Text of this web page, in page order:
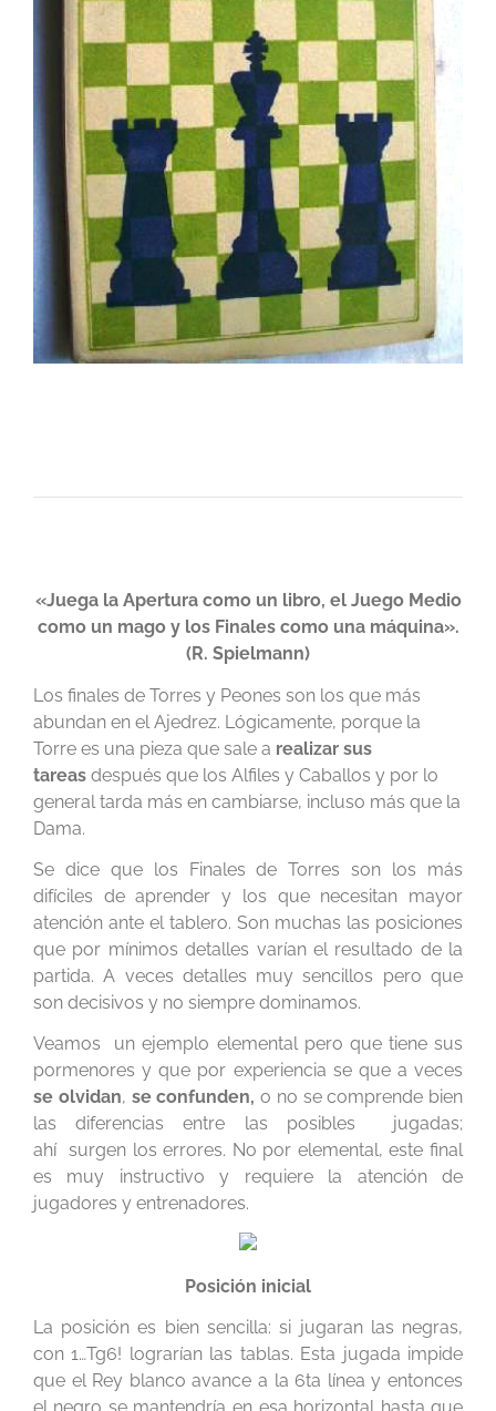
«Juega la Apertura como un libro, el Juego Medio
como un mago y los Finales como una máquina».
(R. Spielmann)
Los finales de Torres y Peones son los que más
abundan en el Ajedrez. Lógicamente, porque la
Torre es una pieza que sale a realizar sus
tareasdespués que los Alfiles y Caballos y por lo
general tarda más en cambiarse, incluso más que la
Dama.
Se dice que los Finales de Torres son los más
difíciles de aprender y los que necesitan mayor
atención ante el tablero. Son muchas las posiciones
que por mínimos detalles varían el resultado de la
partida. A veces detalles muy sencillos pero que
son decisivos y no siempre dominamos.
Veamos un ejemplo elemental pero que tiene sus
pormenores y que por experiencia se que a veces
se olvidan, se confunden, o no se comprende bien
las diferencias entre las posibles jugadas;
ahí surgen los errores. No por elemental, este final
es muy instructivo y requiere la atención de
jugadores y entrenadores.
Posición inicial
La posición es bien sencilla: si jugaran las negras,
con 1…Tg6! lograrían las tablas. Esta jugada impide
que el Rey blanco avance a la 6ta línea y entonces